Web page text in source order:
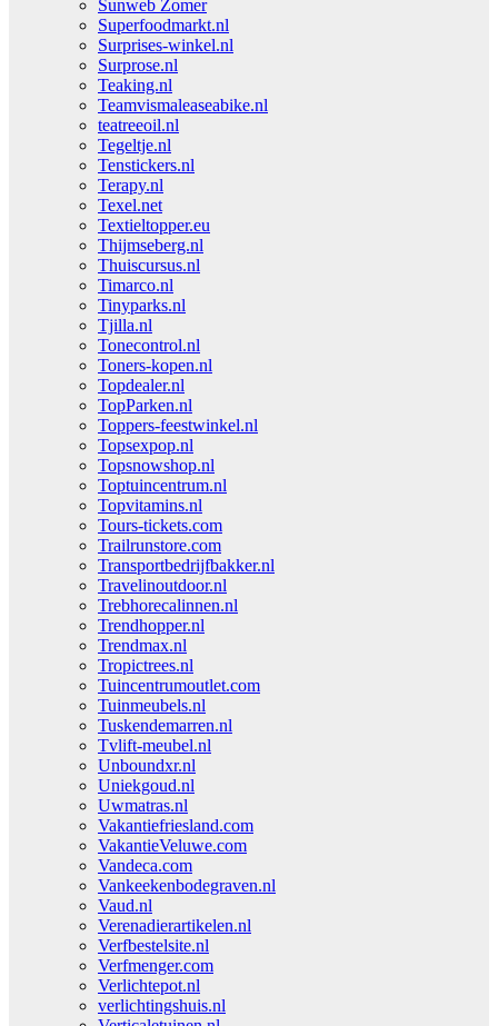
Sunweb Zomer
Superfoodmarkt.nl
Surprises-winkel.nl
Surprose.nl
Teaking.nl
Teamvismaleaseabike.nl
teatreeoil.nl
Tegeltje.nl
Tenstickers.nl
Terapy.nl
Texel.net
Textieltopper.eu
Thijmseberg.nl
Thuiscursus.nl
Timarco.nl
Tinyparks.nl
Tjilla.nl
Tonecontrol.nl
Toners-kopen.nl
Topdealer.nl
TopParken.nl
Toppers-feestwinkel.nl
Topsexpop.nl
Topsnowshop.nl
Toptuincentrum.nl
Topvitamins.nl
Tours-tickets.com
Trailrunstore.com
Transportbedrijfbakker.nl
Travelinoutdoor.nl
Trebhorecalinnen.nl
Trendhopper.nl
Trendmax.nl
Tropictrees.nl
Tuincentrumoutlet.com
Tuinmeubels.nl
Tuskendemarren.nl
Tvlift-meubel.nl
Unboundxr.nl
Uniekgoud.nl
Uwmatras.nl
Vakantiefriesland.com
VakantieVeluwe.com
Vandeca.com
Vankeekenbodegraven.nl
Vaud.nl
Verenadierartikelen.nl
Verfbestelsite.nl
Verfmenger.com
Verlichtepot.nl
verlichtingshuis.nl